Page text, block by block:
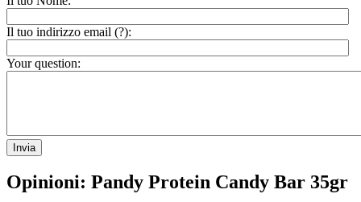
Il tuo indirizzo email (?):
Your question:
Invia
Opinioni: Pandy Protein Candy Bar 35gr